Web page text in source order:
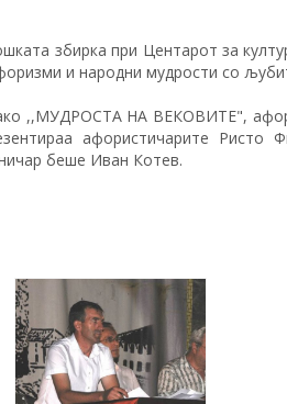
збирка при Центарот за
и народни мудрости со
,,МУДРОСТА НА ВЕКОВИТЕ",
афористичарите
беше Иван Котев.